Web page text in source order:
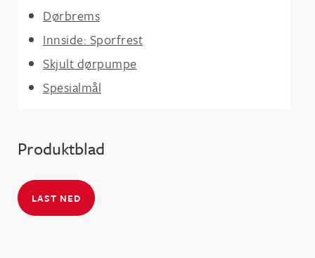
Dørbrems
Innside: Sporfrest
Skjult dørpumpe
Spesialmål
Produktblad
LAST NED